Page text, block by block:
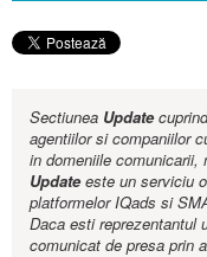
Sectiunea Update
agentiilor si companiilor
in domeniile comunicarii,
Updateeste un serviciu
platformelor IQads si
Daca esti reprezentantul
comunicat de presa prin